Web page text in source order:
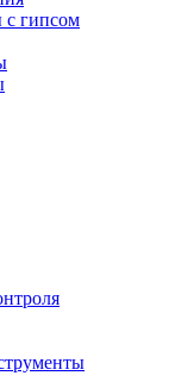
с гипсом